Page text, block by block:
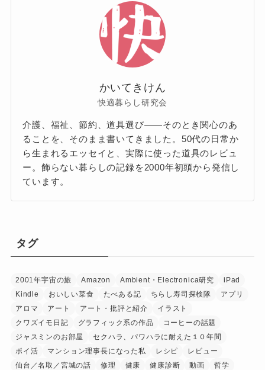
かいてきけん
快適暮らし研究会
介護、福祉、節約、道具選び——そのとき関心のあ
ることを、そのまま書いてきました。50代の日常か
ら生まれるエッセイと、実際に使った道具のレビュ
ー。飾らない暮らしの記録を2000年初頭から発信し
ています。
タグ
2001年宇宙の旅 Amazon Ambient・Electronica研究
iPad
Kindle
おいしい菜食 たべある記 ちらし寿司探検隊
アプリ
アロマ
アート アート・批評と紹介
イラスト
クワズイモ日記
グラフィック系の作品
コーヒーの話題
ジャスミンのお部屋
セクハラ、パワハラに耐えた１０年間
ポイ活
マンション理事長になった私 レシピ
レビュー
仙台／名取／宮城の話
修理 健康 健康診断 動画
哲学